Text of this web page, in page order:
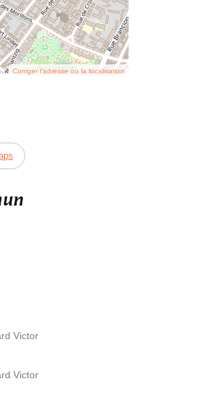
Corriger l’adresse ou la localisation
Victor
Victor